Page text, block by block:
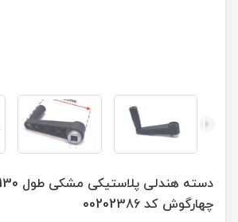
چهارگوش کد 00202386